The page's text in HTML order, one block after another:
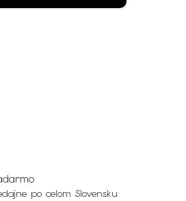
po celom Slovensku